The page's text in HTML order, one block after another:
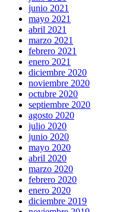
junio 2021
mayo 2021
abril 2021
marzo 2021
febrero 2021
enero 2021
diciembre 2020
noviembre 2020
octubre 2020
septiembre 2020
agosto 2020
julio 2020
junio 2020
mayo 2020
abril 2020
marzo 2020
febrero 2020
enero 2020
diciembre 2019